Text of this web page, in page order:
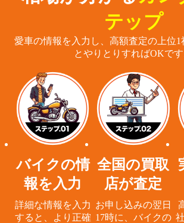
テップ
愛車の情報を入力し、高額査定の上位1
とやりとりすればOKです
バイクの情
報を入力
詳細な情報を入力
すると、
より正確
全国の買取
店が査定
お申し込みの翌日
17時に、 バイクの